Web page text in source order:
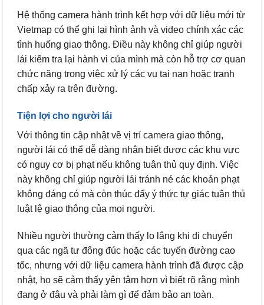
Hệ thống camera hành trình kết hợp với dữ liệu mới từ
Vietmap có thể ghi lại hình ảnh và video chính xác các
tình huống giao thông. Điều này không chỉ giúp người
lái kiểm tra lại hành vi của mình mà còn hỗ trợ cơ quan
chức năng trong việc xử lý các vụ tai nạn hoặc tranh
chấp xảy ra trên đường.
Tiện lợi cho người lái
Với thông tin cập nhật về vị trí camera giao thông,
người lái có thể dễ dàng nhận biết được các khu vực
có nguy cơ bị phạt nếu không tuân thủ quy định. Việc
này không chỉ giúp người lái tránh né các khoản phạt
không đáng có mà còn thúc đẩy ý thức tự giác tuân thủ
luật lệ giao thông của mọi người.
Nhiều người thường cảm thấy lo lắng khi di chuyển
qua các ngã tư đông đúc hoặc các tuyến đường cao
tốc, nhưng với dữ liệu camera hành trình đã được cập
nhật, họ sẽ cảm thấy yên tâm hơn vì biết rõ rằng mình
đang ở đâu và phải làm gì để đảm bảo an toàn.